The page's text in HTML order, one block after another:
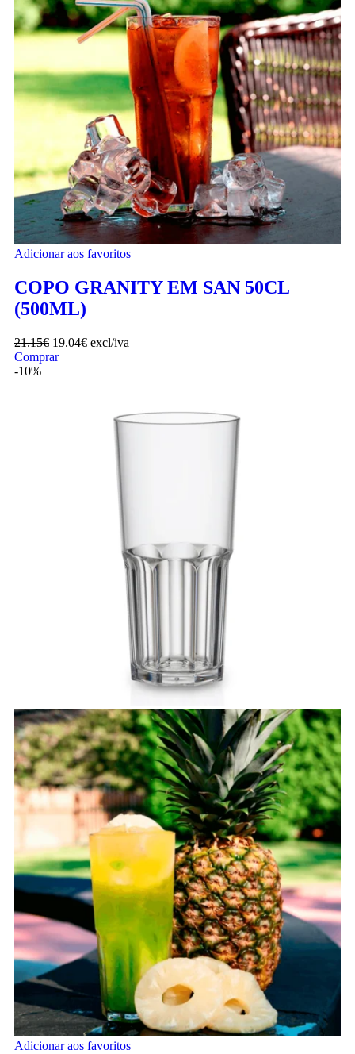
Adicionar aos favoritos
COPO GRANITY EM SAN 50CL
(500ML)
21.15€ 19.04€ excl/iva
Comprar
-10%
Adicionar aos favoritos